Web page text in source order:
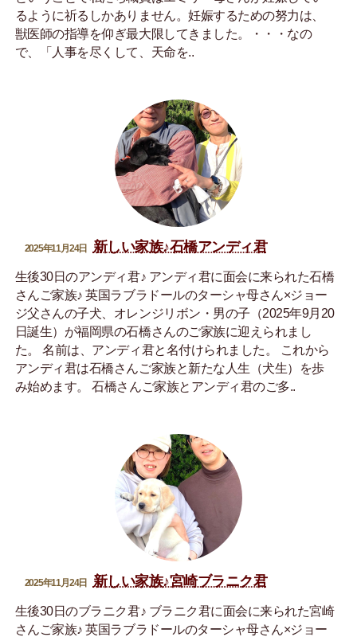
るように祈るしかありません。妊娠するための努力は、
獣医師の指導を仰ぎ最大限してきました。・・・なの
で、「人事を尽くして、天命を..
2025年11月24日 新しい家族♪石橋アンディ君
生後30日のアンディ君♪ アンディ君に面会に来られた石橋
さんご家族♪ 英国ラブラドールのターシャ母さん×ジョー
ジ父さんの子犬、オレンジリボン・男の子（2025年9月20
日誕生）が福岡県の石橋さんのご家族に迎えられまし
た。 名前は、アンディ君と名付けられました。 これから
アンディ君は石橋さんご家族と新たな人生（犬生）を歩
み始めます。 石橋さんご家族とアンディ君のご多..
2025年11月24日 新しい家族♪宮崎ブラニク君
生後30日のブラニク君♪ ブラニク君に面会に来られた宮崎
さんご家族♪ 英国ラブラドールのターシャ母さん×ジョー